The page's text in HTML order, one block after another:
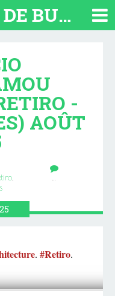
LE PETIT HERGE DE BUENOS AIRES 2026. TOUT SUR L'ARGENTINE
-
AOÛT
,
…
. #Retiro.